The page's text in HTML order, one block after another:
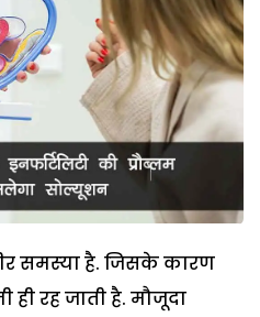
समस्‍या है. जिसके कारण
रह जाती है. मौजूदा